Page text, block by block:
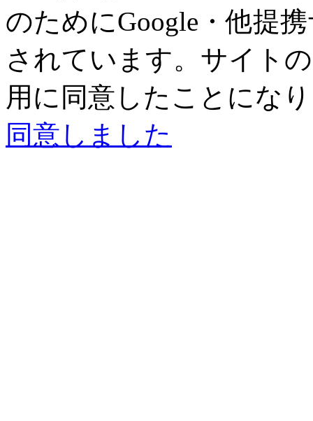
のためにGoogle・他提
されています。サイト
用に同意したことにな
同意しました